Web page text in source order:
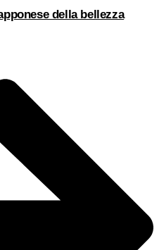
della bellezza